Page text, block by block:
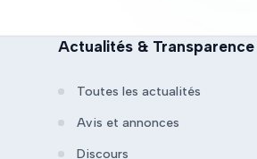
Actualités & Transparence
Toutes les actualités
Avis et annonces
Discours